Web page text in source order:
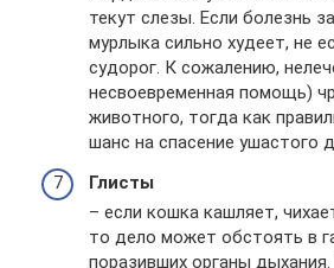
текут слезы. Если болезнь
мурлыка сильно худеет, не
судорог. К сожалению,
несвоевременная помощь)
животного, тогда как
шанс на спасение ушастого
Глисты
– если кошка кашляет,
то дело может обстоять в
поразивших органы